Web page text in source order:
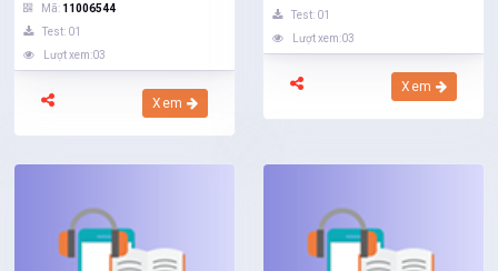
Mã: 11006544
Test: 01
Lượt xem:03
Xem
Test: 01
Lượt xem:03
Xem